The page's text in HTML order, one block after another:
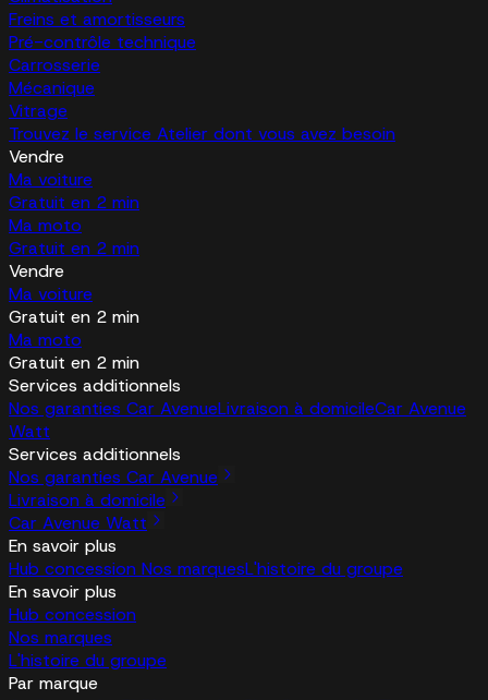
Freins et amortisseurs
Pré-contrôle technique
Carrosserie
Mécanique
Vitrage
Trouvez le service Atelier dont vous avez besoin
Vendre
Ma voiture
Gratuit en 2 min
Ma moto
Gratuit en 2 min
Vendre
Ma voiture
Gratuit en 2 min
Ma moto
Gratuit en 2 min
Services additionnels
Nos garanties Car AvenueLivraison à domicileCar Avenue
Watt
Services additionnels
Nos garanties Car Avenue
Livraison à domicile
Car Avenue Watt
En savoir plus
Hub concession Nos marquesL'histoire du groupe
En savoir plus
Hub concession
Nos marques
L'histoire du groupe
Par marque